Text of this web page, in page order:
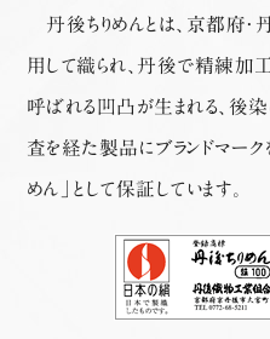
丹後ちりめんとは、京都府
用して織られ、丹後で精練加
呼ばれる凹凸が生まれる、後
査を経た製品にブランドマー
めん」として保証しています。